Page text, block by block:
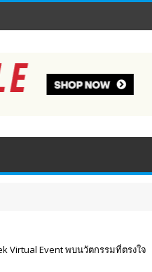
Virtual Event พบนวัตกรรมที่ตรงใจ